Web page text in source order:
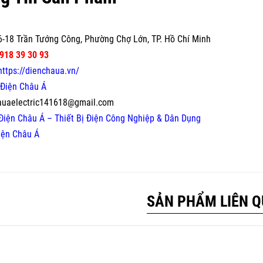
18 Trần Tướng Công, Phường Chợ Lớn, TP. Hồ Chí Minh
39 30 93
dienchaua.vn/
Điện Châu Á
Châu Á – Thiết Bị Điện Công Nghiệp & Dân Dụng
Châu Á
SẢN PHẨM LIÊN